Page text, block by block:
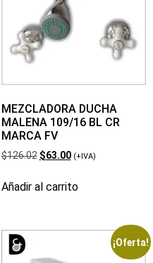
MEZCLADORA DUCHA
MALENA 109/16 BL CR
MARCA FV
$126.02 $63.00 (+IVA)
Añadir al carrito
¡Oferta!